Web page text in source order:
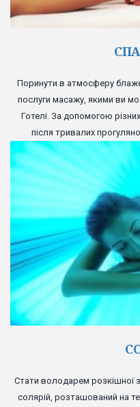
Поринути в атмосферу
послуги масажу, якими ви
Готелі. За допомогою
після тривалих
отримати
Стати володарем розкішної
солярій, розташований на